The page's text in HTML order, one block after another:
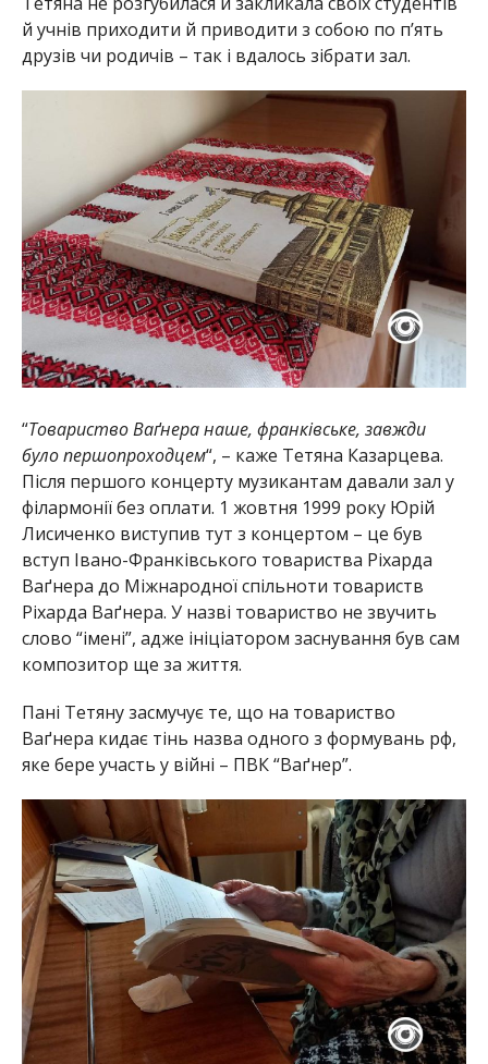
й учнів приходити й приводити з собою по п’ять
друзів чи родичів – так і вдалось зібрати зал.
“Товариство Ваґнера наше, франківське, завжди
було першопроходцем“, – каже Тетяна Казарцева.
Після першого концерту музикантам давали зал у
філармонії без оплати. 1 жовтня 1999 року Юрій
Лисиченко виступив тут з концертом – це був
вступ Івано-Франківського товариства Ріхарда
Ваґнера до Міжнародної спільноти товариств
Ріхарда Ваґнера. У назві товариство не звучить
слово “імені”, адже ініціатором заснування був сам
композитор ще за життя.
Пані Тетяну засмучує те, що на товариство
Ваґнера кидає тінь назва одного з формувань рф,
яке бере участь у війні – ПВК “Ваґнер”.